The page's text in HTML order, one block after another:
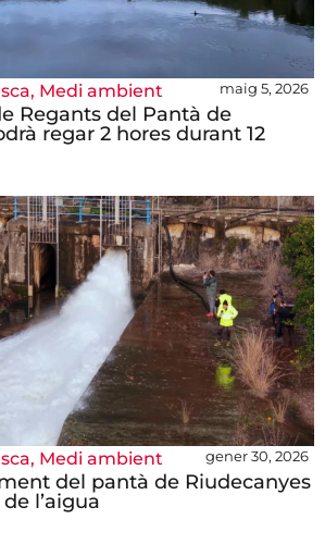
, Medi ambient maig 5, 2026
Regants del Pantà de
regar 2 hores durant 12
, Medi ambient gener 30, 2026
del pantà de Riudecanyes
l’aigua